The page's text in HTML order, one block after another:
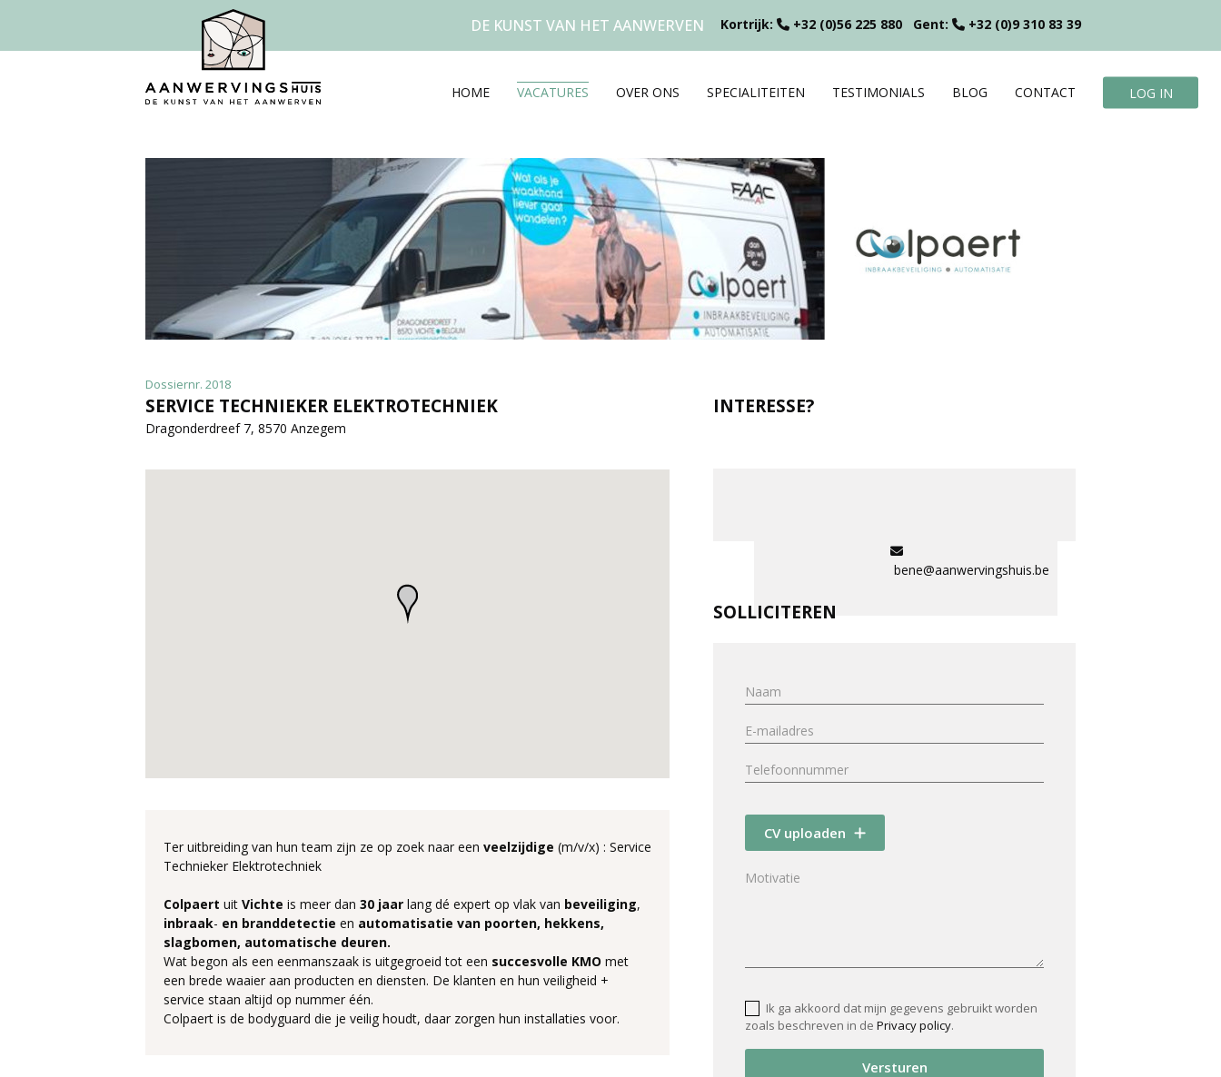
DE KUNST VAN HET AANWERVEN Kortrijk: +32 (0)56 225 880 Gent: +32 (0)9 310 83 39
HOME VACATURES OVER ONS SPECIALITEITEN TESTIMONIALS BLOG CONTACT LOG IN
Dossiernr. 2018
SERVICE TECHNIEKER ELEKTROTECHNIEK
Dragonderdreef 7, 8570 Anzegem
Ter uitbreiding van hun team zijn ze op zoek naar een veelzijdige (m/v/x) : Service
Technieker Elektrotechniek
Colpaert uit Vichte is meer dan 30 jaar lang dé expert op vlak van beveiliging,
inbraak- en branddetectie en automatisatie van poorten, hekkens,
slagbomen, automatische deuren.
Wat begon als een eenmanszaak is uitgegroeid tot een succesvolle KMO met
een brede waaier aan producten en diensten. De klanten en hun veiligheid +
service staan altijd op nummer één.
Colpaert is de bodyguard die je veilig houdt, daar zorgen hun installaties voor.
INTERESSE?
bene@aanwervingshuis.be
SOLLICITEREN
CV uploaden
Ik ga akkoord dat mijn gegevens gebruikt worden
zoals beschreven in dePrivacy policy.
Versturen